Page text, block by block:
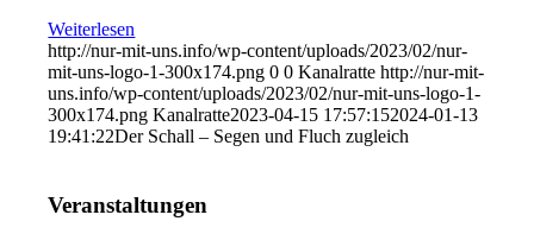
Weiterlesen
http://nur-mit-uns.info/wp-content/uploads/2023/02/nur-
mit-uns-logo-1-300x174.png 0 0 Kanalratte http://nur-mit-
uns.info/wp-content/uploads/2023/02/nur-mit-uns-logo-1-
300x174.png Kanalratte2023-04-15 17:57:152024-01-13
19:41:22Der Schall – Segen und Fluch zugleich
Veranstaltungen